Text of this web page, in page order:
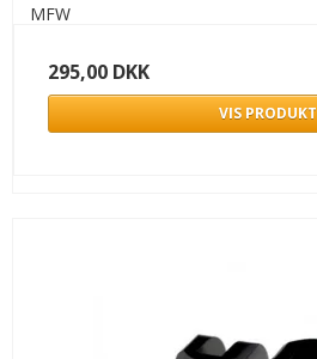
MFW
295,00 DKK
VIS PRODUKT